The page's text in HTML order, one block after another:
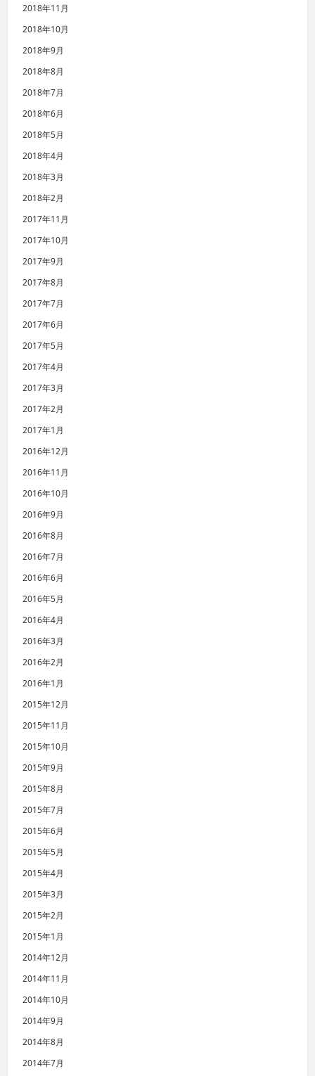
2018年11月
2018年10月
2018年9月
2018年8月
2018年7月
2018年6月
2018年5月
2018年4月
2018年3月
2018年2月
2017年11月
2017年10月
2017年9月
2017年8月
2017年7月
2017年6月
2017年5月
2017年4月
2017年3月
2017年2月
2017年1月
2016年12月
2016年11月
2016年10月
2016年9月
2016年8月
2016年7月
2016年6月
2016年5月
2016年4月
2016年3月
2016年2月
2016年1月
2015年12月
2015年11月
2015年10月
2015年9月
2015年8月
2015年7月
2015年6月
2015年5月
2015年4月
2015年3月
2015年2月
2015年1月
2014年12月
2014年11月
2014年10月
2014年9月
2014年8月
2014年7月